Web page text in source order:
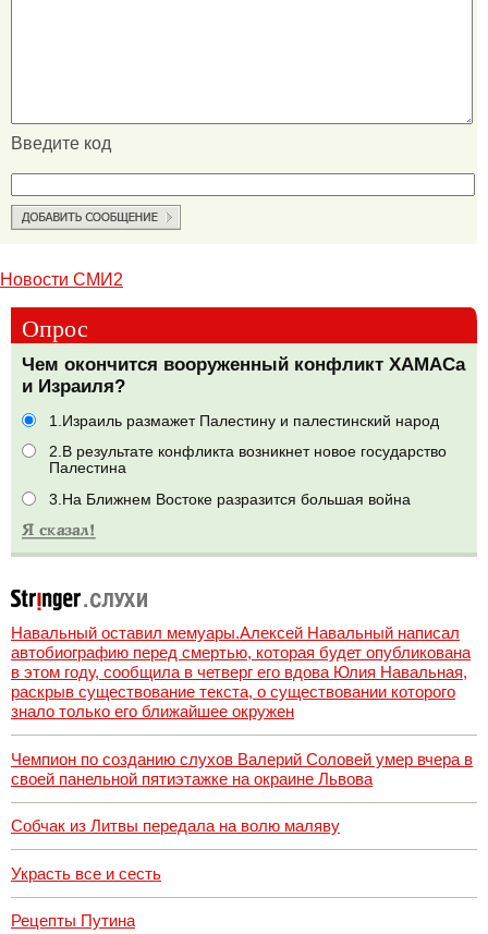
Введите код
Новости СМИ2
Опрос
Чем окончится вооруженный конфликт ХАМАСа
и Израиля?
1.Израиль размажет Палестину и палестинский народ
2.В результате конфликта возникнет новое государство
Палестина
3.На Ближнем Востоке разразится большая война
Навальный оставил мемуары.Алексей Навальный написал
автобиографию перед смертью, которая будет опубликована
в этом году, сообщила в четверг его вдова Юлия Навальная,
раскрыв существование текста, о существовании которого
знало только его ближайшее окружен
Чемпион по созданию слухов Валерий Соловей умер вчера в
своей панельной пятиэтажке на окраине Львова
Собчак из Литвы передала на волю маляву
Украсть все и сесть
Рецепты Путина